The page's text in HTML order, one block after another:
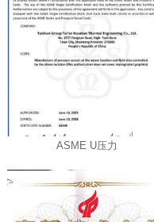
ASME U压力